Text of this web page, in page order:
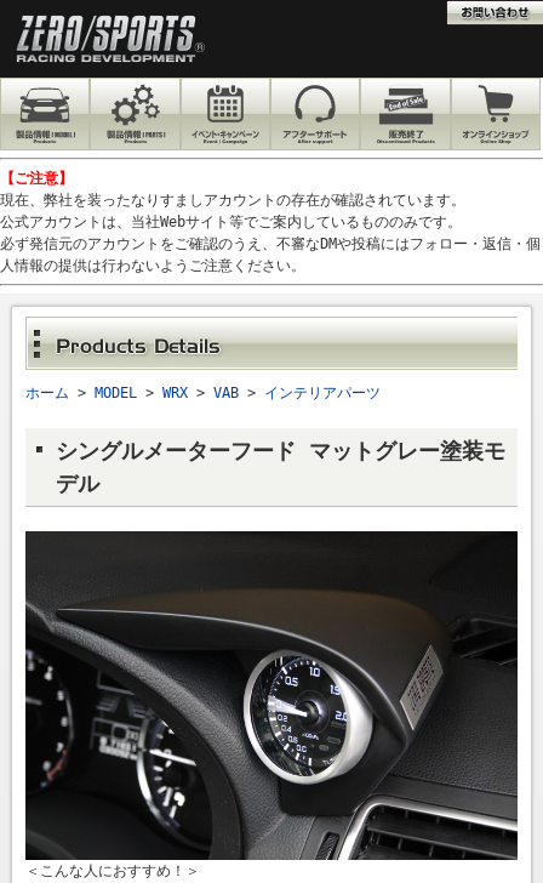
【ご注意】
現在、弊社を装ったなりすましアカウントの存在が確認されています。
公式アカウントは、当社Webサイト等でご案内しているもののみです。
必ず発信元のアカウントをご確認のうえ、不審なDMや投稿にはフォロー・返信・個
人情報の提供は行わないようご注意ください。
ホーム > MODEL> WRX> VAB> インテリアパーツ
シングルメーターフード マットグレー塗装モ
デル
＜こんな人におすすめ！＞